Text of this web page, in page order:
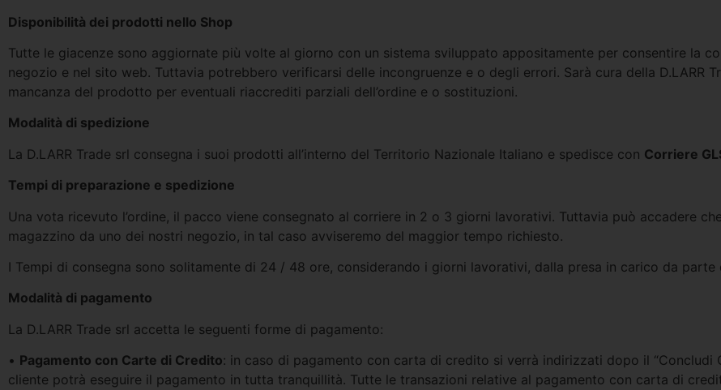
Disponibilità dei prodotti nello Shop
Tutte le giacenze sono aggiornate più volte al giorno con un sistema sviluppato appositamente per consentire la
negozio e nel sito web. Tuttavia potrebbero verificarsi delle incongruenze e o degli errori. Sarà cura della D.LARR
mancanza del prodotto per eventuali riaccrediti parziali dell’ordine e o sostituzioni.
Modalità di spedizione
La D.LARR Trade srl consegna i suoi prodotti all’interno del Territorio Nazionale Italiano e spedisce con Corriere
Tempi di preparazione e spedizione
Una vota ricevuto l’ordine, il pacco viene consegnato al corriere in 2 o 3 giorni lavorativi. Tuttavia può accadere
magazzino da uno dei nostri negozio, in tal caso avviseremo del maggior tempo richiesto.
I Tempi di consegna sono solitamente di 24 / 48 ore, considerando i giorni lavorativi, dalla presa in carico da
Modalità di pagamento
La D.LARR Trade srl accetta le seguenti forme di pagamento:
• Pagamento con Carte di Credito: in caso di pagamento con carta di credito si verrà indirizzati dopo il “Concludi
cliente potrà eseguire il pagamento in tutta tranquillità. Tutte le transazioni relative al pagamento con carta di